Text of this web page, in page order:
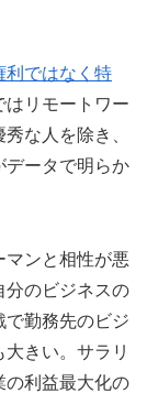
利ではなく特
はリモートワー
な人を除き、
データで明らか
マンと相性が悪
分のビジネスの
で勤務先のビジ
きい。サラリ
の利益最大化の